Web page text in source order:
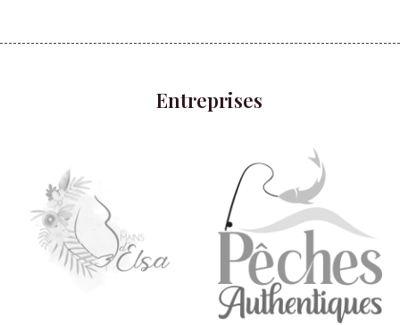
Entreprises